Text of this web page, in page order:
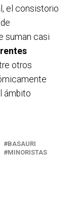
el consistorio
suman casi
otros
ámbito
BASAURI
MINORISTAS